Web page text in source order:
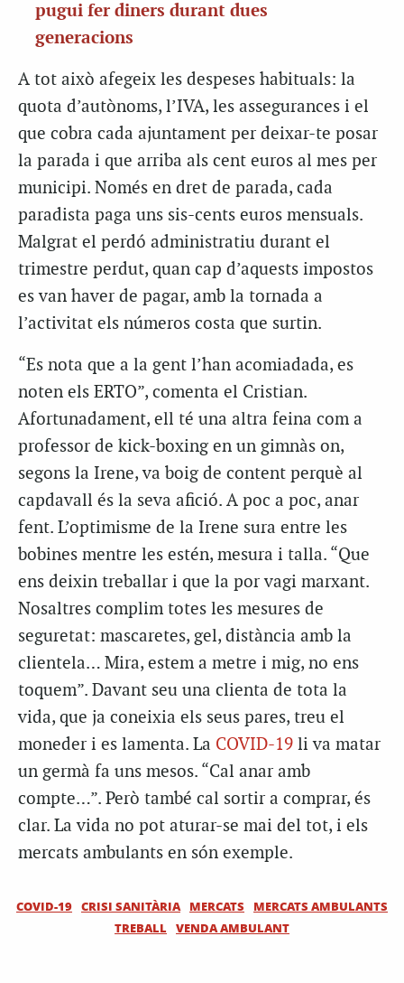
pugui fer diners durant dues
generacions
A tot això afegeix les despeses habituals: la
quota d’autònoms, l’IVA, les assegurances i el
que cobra cada ajuntament per deixar-te posar
la parada i que arriba als cent euros al mes per
municipi. Només en dret de parada, cada
paradista paga uns sis-cents euros mensuals.
Malgrat el perdó administratiu durant el
trimestre perdut, quan cap d’aquests impostos
es van haver de pagar, amb la tornada a
l’activitat els números costa que surtin.
“Es nota que a la gent l’han acomiadada, es
noten els ERTO”, comenta el Cristian.
Afortunadament, ell té una altra feina com a
professor de kick-boxing en un gimnàs on,
segons la Irene, va boig de content perquè al
capdavall és la seva afició. A poc a poc, anar
fent. L’optimisme de la Irene sura entre les
bobines mentre les estén, mesura i talla. “Que
ens deixin treballar i que la por vagi marxant.
Nosaltres complim totes les mesures de
seguretat: mascaretes, gel, distància amb la
clientela… Mira, estem a metre i mig, no ens
toquem”. Davant seu una clienta de tota la
vida, que ja coneixia els seus pares, treu el
moneder i es lamenta. La COVID-19 li va matar
un germà fa uns mesos. “Cal anar amb
compte…”. Però també cal sortir a comprar, és
clar. La vida no pot aturar-se mai del tot, i els
mercats ambulants en són exemple.
COVID-19 CRISI SANITÀRIA MERCATS
MERCATS AMBULANTS
TREBALL
VENDA AMBULANT